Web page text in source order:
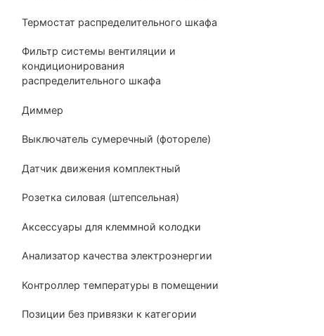
Термостат распределительного шкафа
Фильтр системы вентиляции и
кондиционирования
распределительного шкафа
Диммер
Выключатель сумеречный (фотореле)
Датчик движения комплектный
Розетка силовая (штепсельная)
Аксессуары для клеммной колодки
Анализатор качества электроэнергии
Контроллер температуры в помещении
Позиции без привязки к категории